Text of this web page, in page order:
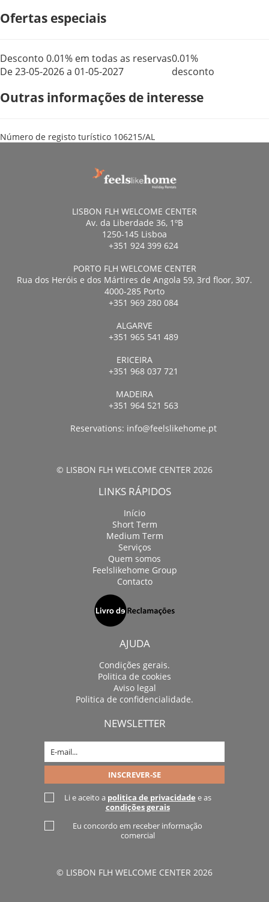
Ofertas especiais
Desconto 0.01% em todas as reservas
De 23-05-2026 a 01-05-2027
0.01%
desconto
Outras informações de interesse
Número de registo turístico 106215/AL
LISBON FLH WELCOME CENTER
Av. da Liberdade 36, 1ºB
1250-145 Lisboa
+351 924 399 624
PORTO FLH WELCOME CENTER
Rua dos Heróis e dos Mártires de Angola 59, 3rd floor, 307.
4000-285 Porto
+351 969 280 084
ALGARVE
+351 965 541 489
ERICEIRA
+351 968 037 721
MADEIRA
+351 964 521 563
Reservations: info@feelslikehome.pt
© LISBON FLH WELCOME CENTER 2026
LINKS RÁPIDOS
Início
Short Term
Medium Term
Serviços
Quem somos
Feelslikehome Group
Contacto
AJUDA
Condições gerais.
Politica de cookies
Aviso legal
Politica de confidencialidade.
NEWSLETTER
Li e aceito a politica de privacidade e as
condições gerais
Eu concordo em receber informação
comercial
© LISBON FLH WELCOME CENTER 2026